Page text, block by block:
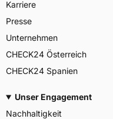
Karriere
Presse
Unternehmen
CHECK24 Österreich
CHECK24 Spanien
Unser Engagement
Nachhaltigkeit